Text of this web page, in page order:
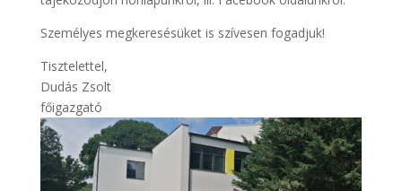
Személyes megkeresésüket is szívesen fogadjuk!
Tisztelettel,
Dudás Zsolt
főigazgató